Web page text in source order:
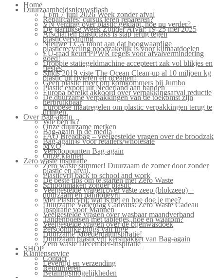
Home
Duurzaamheidsnieuwsflash
1 t/m 7 juni 2026 Week zonder afval
Repaircafés: cursus leren repareren?
VN verdrag over plastic geklapt, hoe nu verder?
De jaarlijkse Week Zonder Afval: 19-25 mei 2025
Afschaffen plastictaks is stap terug tegen
plasticvervuiling
Nieuwe LCA toont aan dat hoogwaardige
plasticrecycling noodzakelijk is voor klimaatdoelen
EU-raad keurt PPWR regels voor afvalvermindering
goed!
Droppie statiegeldmachine accepteert zak vol blikjes en
flesjes
Sinds 2019 viste The Ocean Clean-up al 10 miljoen kg
plastic uit rivieren en oceanen!
Geen plastic meer om komkommers bij Jumbo
Plastic export uit Nederland aan banden
Europa bereikt akkoord over verpakkingsafval reductie
De duurzame verpakkingen van de toekomst zijn
herbruikbaar
Europese maatregelen om plastic verpakkingen terug te
dringen.
Over Bag-again
Wie ben ik?
Onze duurzame merken
Bag-again in de media
FAQ Breadbag – veelgestelde vragen over de broodzak
Bag-again® voor retailers/wholesale
MVO
Verkooppunten Bag-again
Onze klanten
Zero waste inspiratie
Zero waste summer! Duurzaam de zomer door zonder
plastic en afval.
Plasticvrij back to school and work
De beste tips om te starten met Zero Waste
Schoonmaken zonder plastic
Veelgestelde vragen over vaste zeep (blokzeep) –
duurzaam en palmolievrij
Mei Plasticvrij: wat is het en hoe doe je mee?
Duurzame Vaderdag Cadeaus: Zero Waste Cadeau
Inspiratie voor Mannen
Veelgestelde vragen over wasbaar maandverband
Tandenpoetsen met tabletjes, hoe en waarom?
Veelgestelde vragen over de bijenwasdoek
Persoonlijke blogs van Inge
Duurzame Moederdaginspiratie!
Duurzaam plasticvrij kerstpakket van Bag-again
Zero waste December-inspiratie
SHOP
Klantenservice
Contact
Levertijd en verzending
Retourneren
Betalingsmogelijkheden